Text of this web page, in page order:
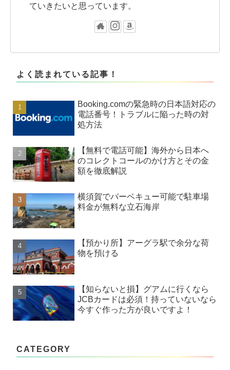
ていきたいと思っています。
よく読まれている記事！
Booking.comの緊急時の日本語対応の
電話番号！トラブルに陥った時の対
処方法
【無料で電話可能】海外から日本へ
のコレクトコールのかけ方とその金
額を徹底解説
横須賀でバーベキュー可能で駐車場
料金が無料な立石海岸
【預かり所】アーグラ駅で余分な荷
物を預ける
【知らないと損】グアムに行くなら
JCBカードは必須！持っていないなら
今すぐ作った方が良いですよ！
CATEGORY